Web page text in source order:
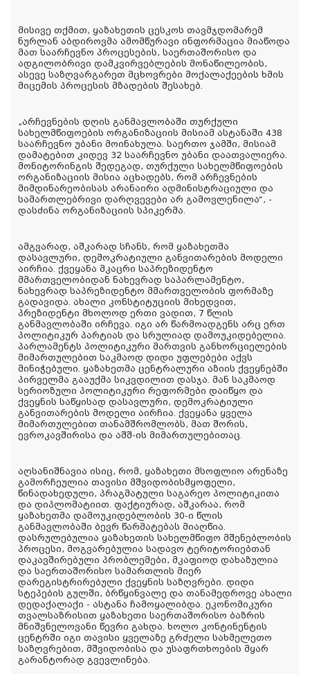
მისივე თქმით, ყაზახეთის ცესკოს თავმჯდომარემ
ნურლან აბდიროვმა ამომწურავი ინფორმაცია მიაწოდა
მათ საარჩევნო პროცესების, საერთაშორისო და
ადგილობრივი დამკვირვებლების მონაწილეობის,
ასევე საზღვარგარეთ მცხოვრები მოქალაქეების ხმის
მიცემის პროცესის მზადების შესახებ.
„არჩევნების დღის განმავლობაში თურქული
სახელმწიფოების ორგანიზაციის მისიამ ასტანაში 438
საარჩევნო უბანი მოინახულა. საერთო ჯამში, მისიამ
დამატებით კიდევ 32 საარჩევნო უბანი დაათვალიერა.
მონიტორინგის შედეგად, თურქული სახელმწიფოების
ორგანიზაციის მისია აცხადებს, რომ არჩევნების
მიმდინარეობისას არანაირი ადმინისტრაციული და
სამართლებრივი დარღვევები არ გამოვლენილა“, -
დასძინა ორგანიზაციის სპიკერმა.
ამგვარად, აშკარად სჩანს, რომ ყაზახეთმა
დასავლური, დემოკრატიული განვითარების მოდელი
აირჩია. ქვეყანა მკაცრი საპრეზიდენტო
მმართველობიდან ნახევრად საპარლამენტო,
ნახევრად საპრეზიდენტო მმართველობის ფორმაზე
გადავიდა. ახალი კონსტიტუციის მიხედვით,
პრეზიდენტი მხოლოდ ერთი ვადით, 7 წლის
განმავლობაში ირჩევა. იგი არ წარმოადგენს არც ერთ
პოლიტიკურ პარტიას და სრულიად დამოუკიდებელია.
პარლამენტს პოლიტიკური მართვის განხორციელების
მიმართულებით საკმაოდ დიდი უფლებები აქვს
მინიჭებული. ყაზახეთმა ცენტრალური აზიის ქვეყნებში
პირველმა გააუქმა სიკვდილით დასჯა. მან საკმაოდ
სერიოზული პოლიტიკური რეფორმები დაიწყო და
ქვეყნის საწყისად დასავლური, დემოკრატიული
განვითარების მოდელი აირჩია. ქვეყანა ყველა
მიმართულებით თანამშრომლობს, მათ შორის,
ევროკავშირისა და აშშ-ის მიმართულებითაც.
აღსანიშნავია ისიც, რომ, ყაზახეთი მსოფლიო არენაზე
გამორჩეულია თავისი მშვიდობისმყოფელი,
წინადახედული, პრაგმატული საგარეო პოლიტიკითა
და დიპლომატიით. ფაქტიურად, აშკარაა, რომ
ყაზახეთმა დამოუკიდებლობის 30-ი წლის
განმავლობაში ბევრ წარმატებას მიაღწია.
დასრულებულია ყაზახეთის სახელმწიფო მშენებლობის
პროცესი, მოგვარებულია სადავო ტერიტორიებთან
დაკავშირებული პრობლემები, მკაფიოდ დახაზულია
და საერთაშორისო სამართლის მიერ
დარეგისტრირებული ქვეყნის საზღვრები. დიდი
სტეპების გულში, ბრწყინვალე და თანამედროვე ახალი
დედაქალაქი - ასტანა ჩამოყალიბდა. ეკონომიკური
თვალსაზრისით ყაზახეთი საერთაშორისო ბაზრის
მნიშვნელოვანი წევრი გახდა. ხოლო კონტინენტის
ცენტრში იგი თავისი ყველაზე გრძელი სახმელეთო
საზღვრებით, მშვიდობისა და უსაფრთხოების მყარ
გარანტორად გვევლინება.